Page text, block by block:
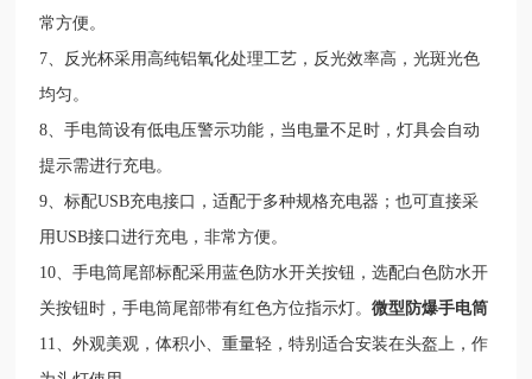
常方便。
7 、反光杯采用高纯铝氧化处理工艺，反光效率高，光斑光色
均匀。
8 、手电筒设有低电压警示功能，当电量不足时，灯具会自动
提示需进行充电。
9 、标配USB充电接口，适配于多种规格充电器；也可直接采
用USB接口进行充电，非常方便。
10 、手电筒尾部标配采用蓝色防水开关按钮，选配白色防水开
关按钮时，手电筒尾部带有红色方位指示灯。微型防爆手电筒
11
、外观美观，体积小、重量轻，特别适合安装在头盔上，作